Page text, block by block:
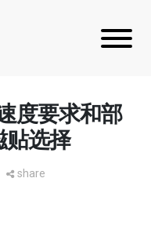
度要求和部
贴选择
share